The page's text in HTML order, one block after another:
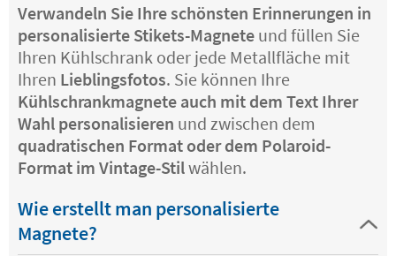
Verwandeln Sie Ihre schönsten Erinnerungen in
personalisierte Stikets-Magnete und füllen Sie
Ihren Kühlschrank oder jede Metallfläche mit
Ihren Lieblingsfotos. Sie können Ihre
Kühlschrankmagnete auch mit dem Text Ihrer
Wahl personalisieren und zwischen dem
quadratischen Format oder dem Polaroid-
Format im Vintage-Stilwählen.
Wie erstellt man personalisierte
Magnete?